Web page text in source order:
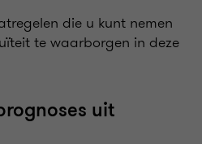
die u kunt nemen
te waarborgen in deze
uit